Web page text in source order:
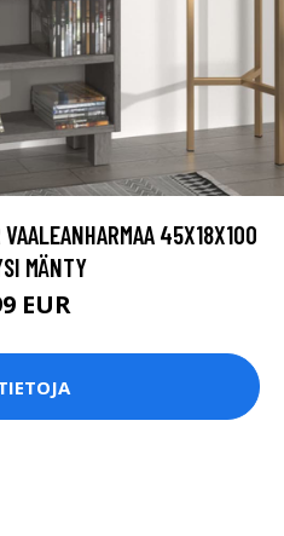
45X18X100
MÄNTY
EUR